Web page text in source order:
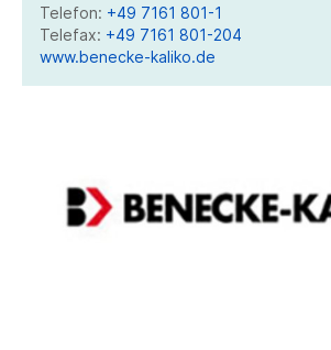
Telefon: +49 7161 801-1
Telefax: +49 7161 801-204
www.benecke-kaliko.de